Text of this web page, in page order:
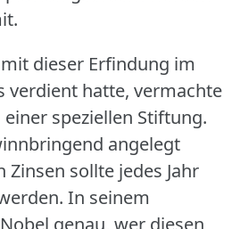
dieser Erfindung im
verdient hatte, vermachte
speziellen Stiftung.
angelegt
sollte jedes Jahr
In seinem
genau, wer diesen